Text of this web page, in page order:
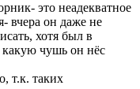
это неадекватное
вчера он даже не
хотя был в
какую чушь он нёс
т.к. таких